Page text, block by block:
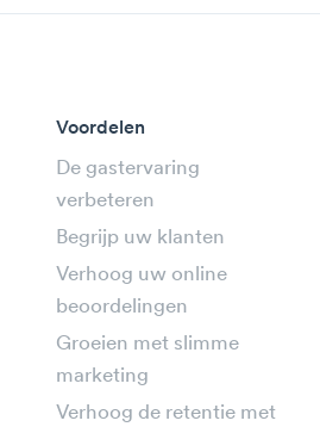
Voordelen
De gastervaring
verbeteren
Begrijp uw klanten
Verhoog uw online
beoordelingen
Groeien met slimme
marketing
Verhoog de retentie met